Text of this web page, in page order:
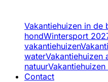
Vakantiehuizen in de
hondWintersport
vakantiehuizen
waterVakantiehuizen
natuur
Contact